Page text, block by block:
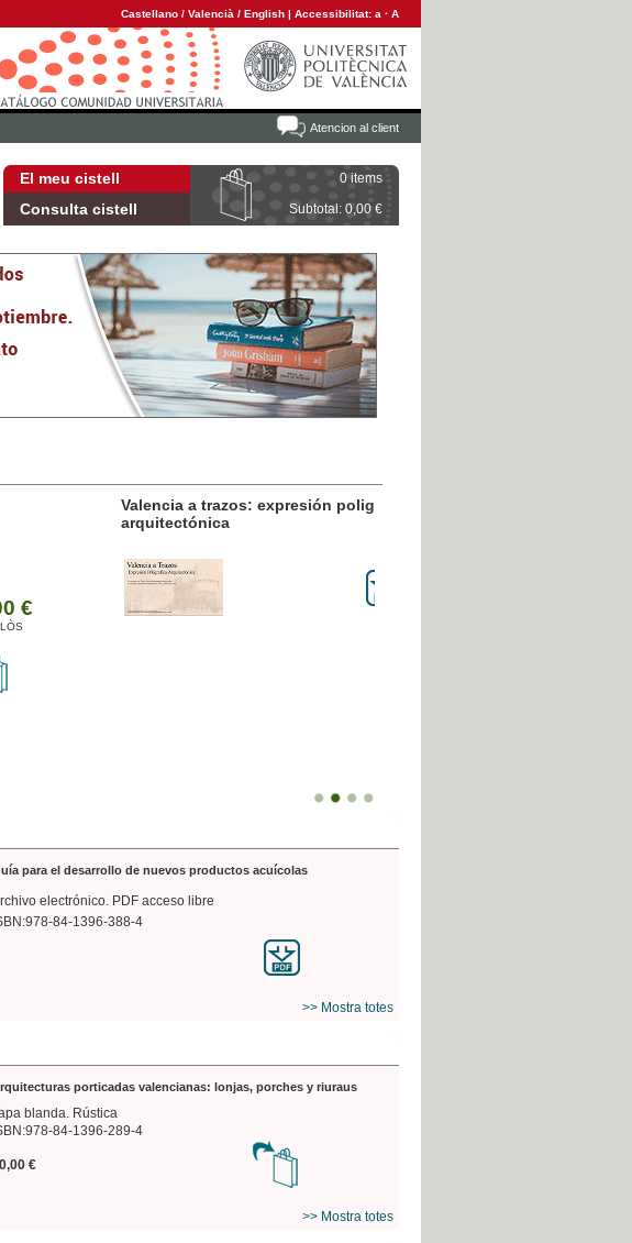
Castellano / Valencià / English | Accessibilitat: a · A
Atencion al client
El meu cistell 0 items
Consulta cistell Subtotal: 0,00 €
a trazos: expresión poligráfica
para el desarrollo de nuevos productos acuícolas
electrónico. PDF acceso libre
84-1396-388-4
>> Mostra totes
porticadas valencianas: lonjas, porches y riuraus
blanda. Rústica
84-1396-289-4
€
>> Mostra totes